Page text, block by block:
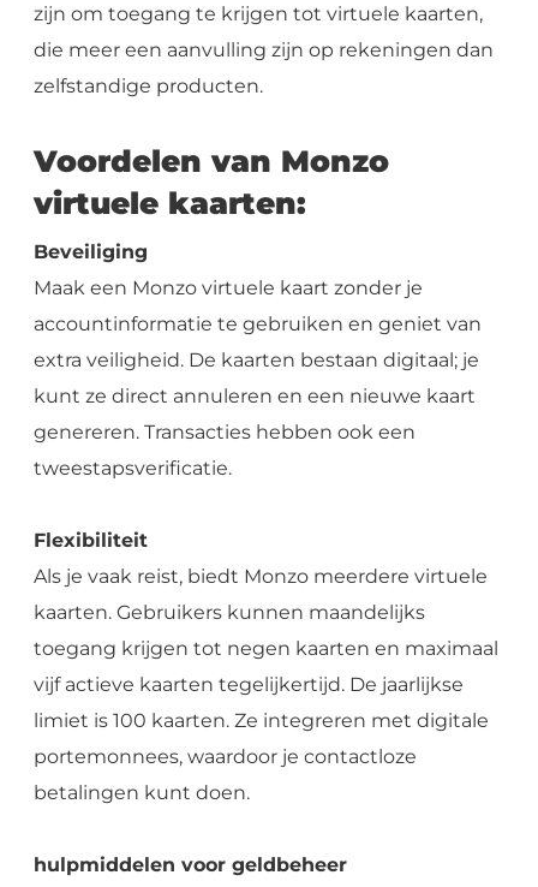
zijn om toegang te krijgen tot virtuele kaarten,
die meer een aanvulling zijn op rekeningen dan
zelfstandige producten.
Voordelen van Monzo
virtuele kaarten:
Beveiliging
Maak een Monzo virtuele kaart zonder je
accountinformatie te gebruiken en geniet van
extra veiligheid. De kaarten bestaan digitaal; je
kunt ze direct annuleren en een nieuwe kaart
genereren. Transacties hebben ook een
tweestapsverificatie.
Flexibiliteit
Als je vaak reist, biedt Monzo meerdere virtuele
kaarten. Gebruikers kunnen maandelijks
toegang krijgen tot negen kaarten en maximaal
vijf actieve kaarten tegelijkertijd. De jaarlijkse
limiet is 100 kaarten. Ze integreren met digitale
portemonnees, waardoor je contactloze
betalingen kunt doen.
hulpmiddelen voor geldbeheer